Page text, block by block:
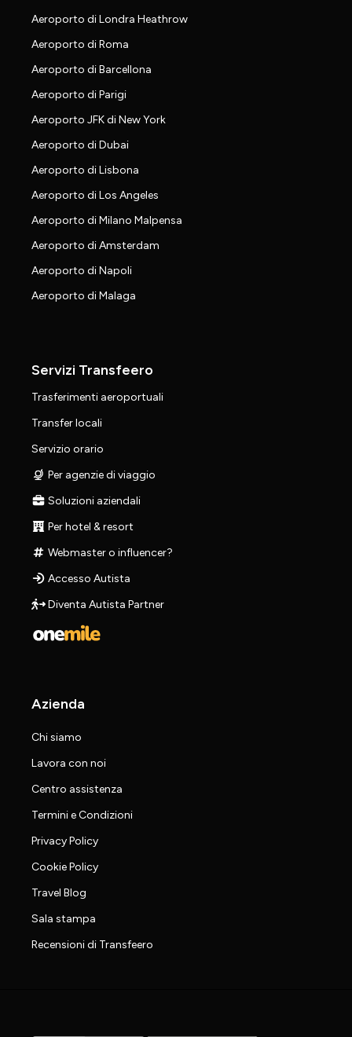
Aeroporto di Londra Heathrow
Aeroporto di Roma
Aeroporto di Barcellona
Aeroporto di Parigi
Aeroporto JFK di New York
Aeroporto di Dubai
Aeroporto di Lisbona
Aeroporto di Los Angeles
Aeroporto di Milano Malpensa
Aeroporto di Amsterdam
Aeroporto di Napoli
Aeroporto di Malaga
Servizi Transfeero
Trasferimenti aeroportuali
Transfer locali
Servizio orario
Per agenzie di viaggio
Soluzioni aziendali
Per hotel & resort
Webmaster o influencer?
Accesso Autista
Diventa Autista Partner
Azienda
Chi siamo
Lavora con noi
Centro assistenza
Termini e Condizioni
Privacy Policy
Cookie Policy
Travel Blog
Sala stampa
Recensioni di Transfeero